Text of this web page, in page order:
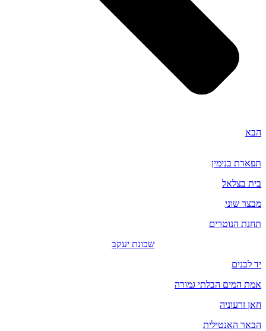
הבא
תפארת בנימין
בית בצלאל
מבצר שוני
תחנת הנוטרים
שכונת יעקב
יד לבנים
אמת המים הבלתי גמורה
חאן זרעוניה
הבאר האנטילית